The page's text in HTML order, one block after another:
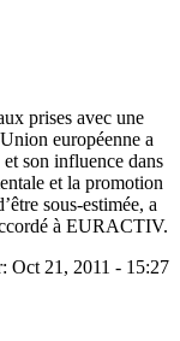
prises avec une
européenne a
son influence dans
et la promotion
sous-estimée, a
à EURACTIV.
Oct 21, 2011 - 15:27